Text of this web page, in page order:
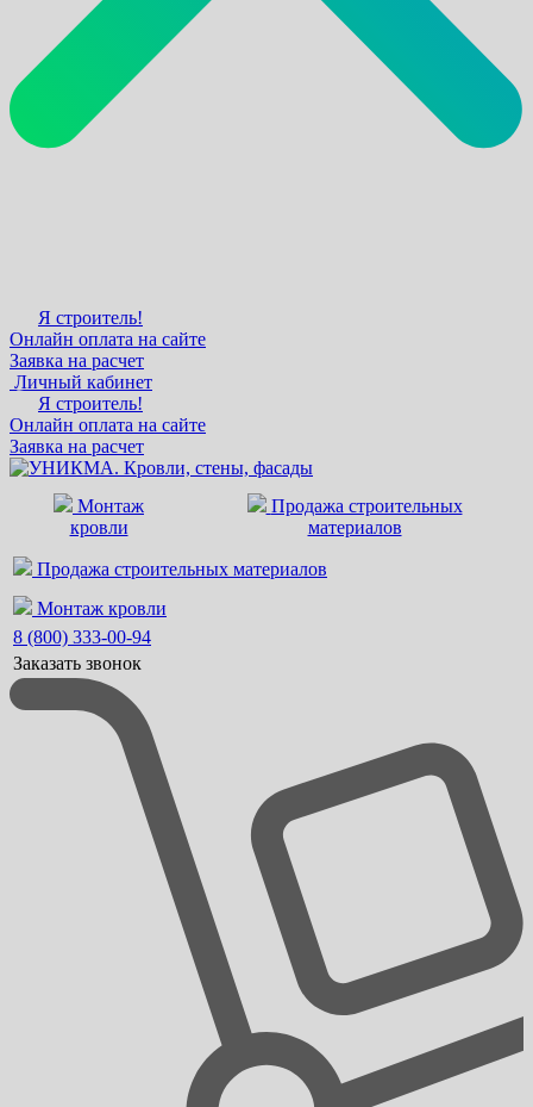
Я строитель!
Онлайн оплата на сайте
Заявка на расчет
Личный кабинет
Я строитель!
Онлайн оплата на сайте
Заявка на расчет
Монтаж
кровли
Продажа строительных
материалов
Продажа строительных материалов
Монтаж кровли
8 (800) 333-00-94
Заказать звонок